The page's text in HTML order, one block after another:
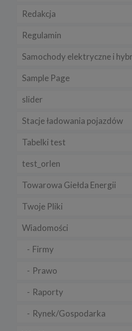
Redakcja
Regulamin
Samochody elektryczne i
Sample Page
slider
Stacje ładowania pojazdów
Tabelki test
test_orlen
Towarowa Giełda Energii
Twoje Pliki
Wiadomości
Firmy
Prawo
Raporty
Rynek/Gospodarka